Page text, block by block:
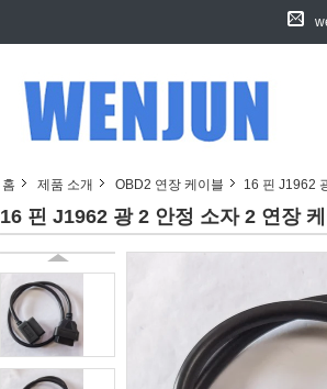
홈 제품 소개 OBD2 연장 케이블 16 핀 J1962
16 핀 J1962 광 2 안정 소자 2 연장